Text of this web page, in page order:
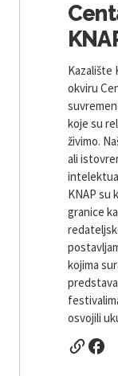
Kazalište
okviru
koje su
živimo.
ali
KNAP su
granice
kojima
osvojili